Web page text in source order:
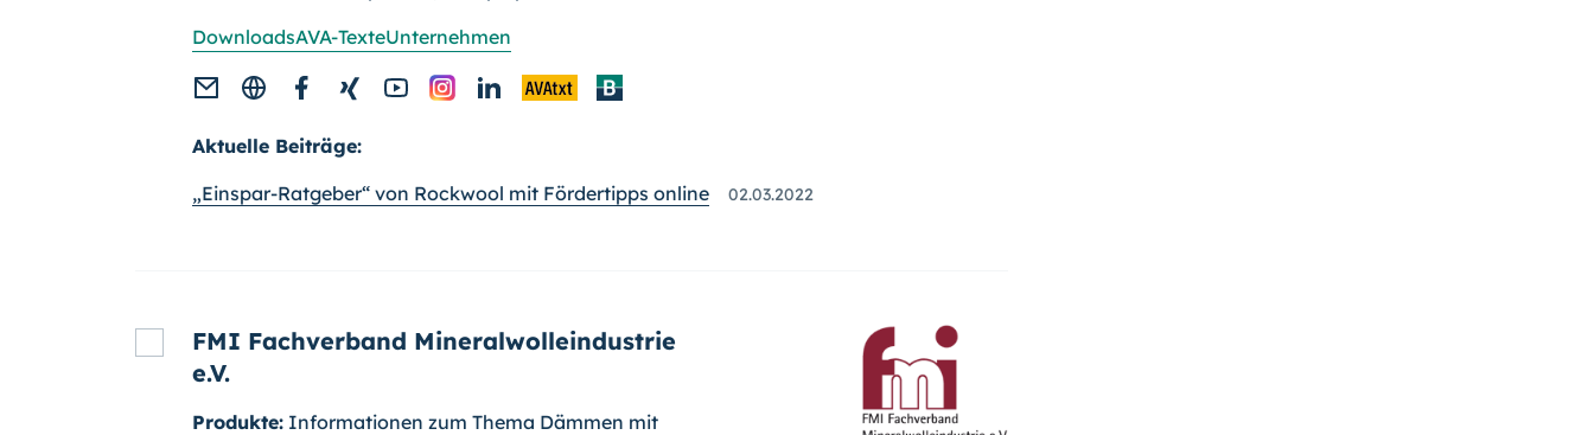
DownloadsAVA-TexteUnternehmen
Aktuelle Beiträge:
„Einspar-Ratgeber“ von Rockwool mit Fördertipps online
02.03.2022
FMI Fachverband Mineralwolleindustrie
e.V.
Produkte: Informationen zum Thema Dämmen mit